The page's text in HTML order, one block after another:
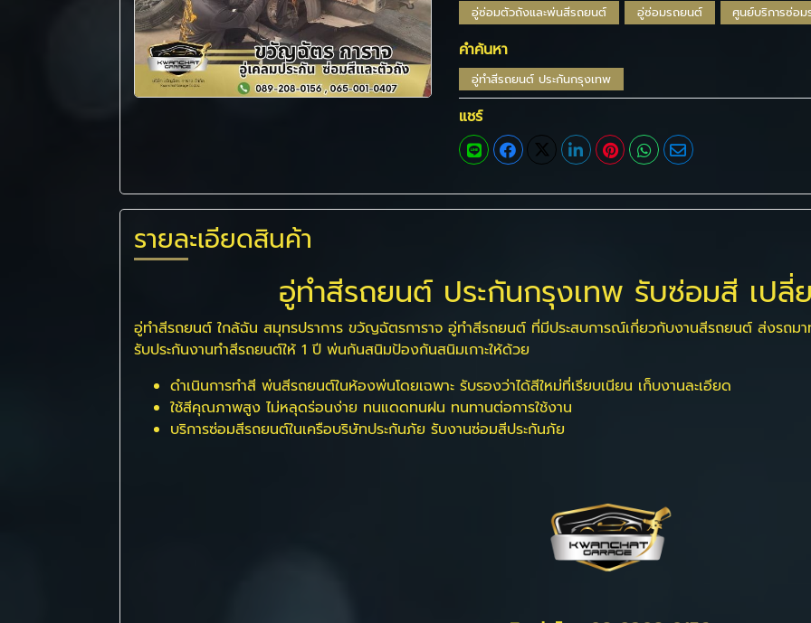
อู่ซ่อมตัวถังและพ่นสีรถยนต์ อู่ซ่อมรถยนต์ ศูนย์บริการซ่อ
คำค้นหา
อู่ทําสีรถยนต์ ประกันกรุงเทพ
แชร์
รายละเอียดสินค้า
อู่ทําสีรถยนต์ ประกันกรุงเทพ รับซ่อมสี เป
อู่ทําสีรถยนต์ ใกล้ฉัน สมุทรปราการ ขวัญฉัตรการาจ อู่ทำสีรถยนต์ ที่มีประสบการณ์เกี่ยวกับงานสีรถยนต์ ส่งรถม
รับประกันงานทำสีรถยนต์ให้ 1 ปี พ่นกันสนิมป้องกันสนิมเกาะให้ด้วย
ดำเนินการทำสี พ่นสีรถยนต์ในห้องพ่นโดยเฉพาะ รับรองว่าได้สีใหม่ที่เรียบเนียน เก็บงานละเอียด
ใช้สีคุณภาพสูง ไม่หลุดร่อนง่าย ทนแดดทนฝน ทนทานต่อการใช้งาน
บริการซ่อมสีรถยนต์ในเครือบริษัทประกันภัย รับงานซ่อมสีประกันภัย